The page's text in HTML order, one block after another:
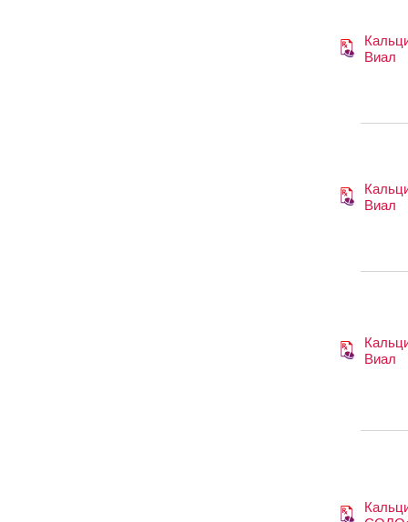
Виал
Виал
Виал